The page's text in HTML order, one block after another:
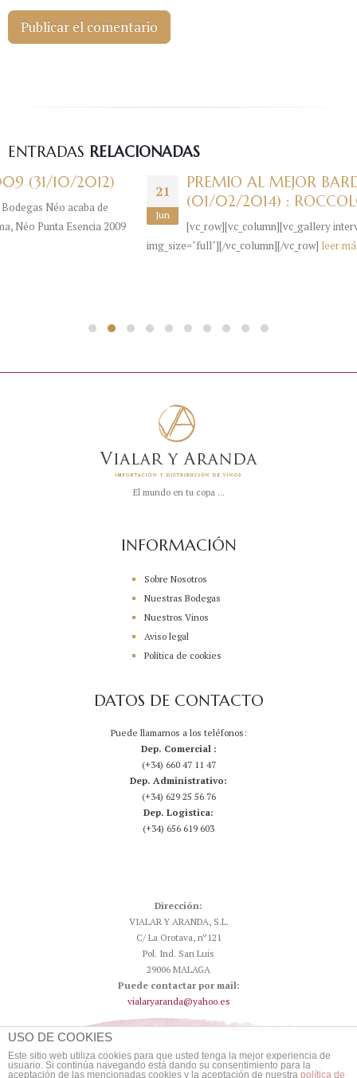
ENTRADAS RELACIONADAS
de
2009
21
Jun
PREMIO AL MEJOR BARDOLINO
(01/02/2014) : ROCCOLO DEL LAGO
[vc_row][vc_column][vc_gallery interval="3"
img_size="full"][/vc_column][/vc_row]leer más
El mundo en tu copa ...
INFORMACIÓN
Sobre Nosotros
Nuestras Bodegas
Nuestros Vinos
Aviso legal
Política de cookies
DATOS DE CONTACTO
Puede llamarnos a los teléfonos:
Dep. Comercial :
(+34) 660 47 11 47
Dep. Administrativo:
(+34) 629 25 56 76
Dep. Logistica:
(+34) 656 619 603
Dirección:
VIALAR Y ARANDA, S.L.
C/ La Orotava, nº121
Pol. Ind. San Luis
29006 MALAGA
Puede contactar por mail:
vialaryaranda@yahoo.es
USO DE COOKIES
Este sitio web utiliza cookies para que usted tenga la mejor experiencia de
usuario. Si continúa navegando está dando su consentimiento para la
aceptación de las mencionadas cookies y la aceptación de nuestra política de